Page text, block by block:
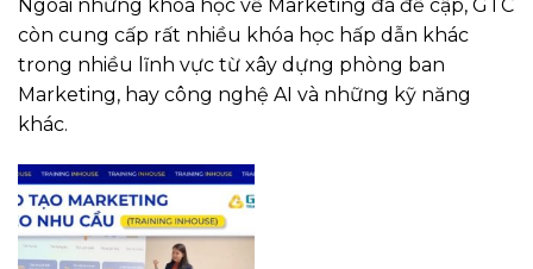
Ngoài những khóa học về Marketing đã đề cập, GTC
còn cung cấp rất nhiều khóa học hấp dẫn khác
trong nhiều lĩnh vực từ xây dựng phòng ban
Marketing, hay công nghệ AI và những kỹ năng
khác.